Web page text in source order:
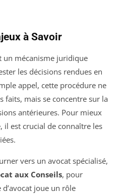
à Savoir
un mécanisme juridique
les décisions rendues en
appel, cette procédure ne
faits, mais se concentre sur la
antérieures. Pour mieux
il est crucial de connaître les
vers un avocat spécialisé,
aux Conseils, pour
joue un rôle